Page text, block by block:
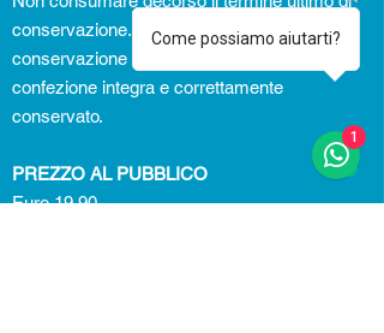
conservazione. Il termine ultimo di
conservazione si riferisce al prodotto in
confezione integra e correttamente
conservato.
PREZZO AL PUBBLICO
Euro 19,90
Come possiamo aiutarti?
1